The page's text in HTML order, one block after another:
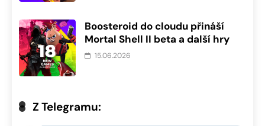
Boosteroid do cloudu přináší
Mortal Shell II beta a další hry
15.06.2026
Z Telegramu: